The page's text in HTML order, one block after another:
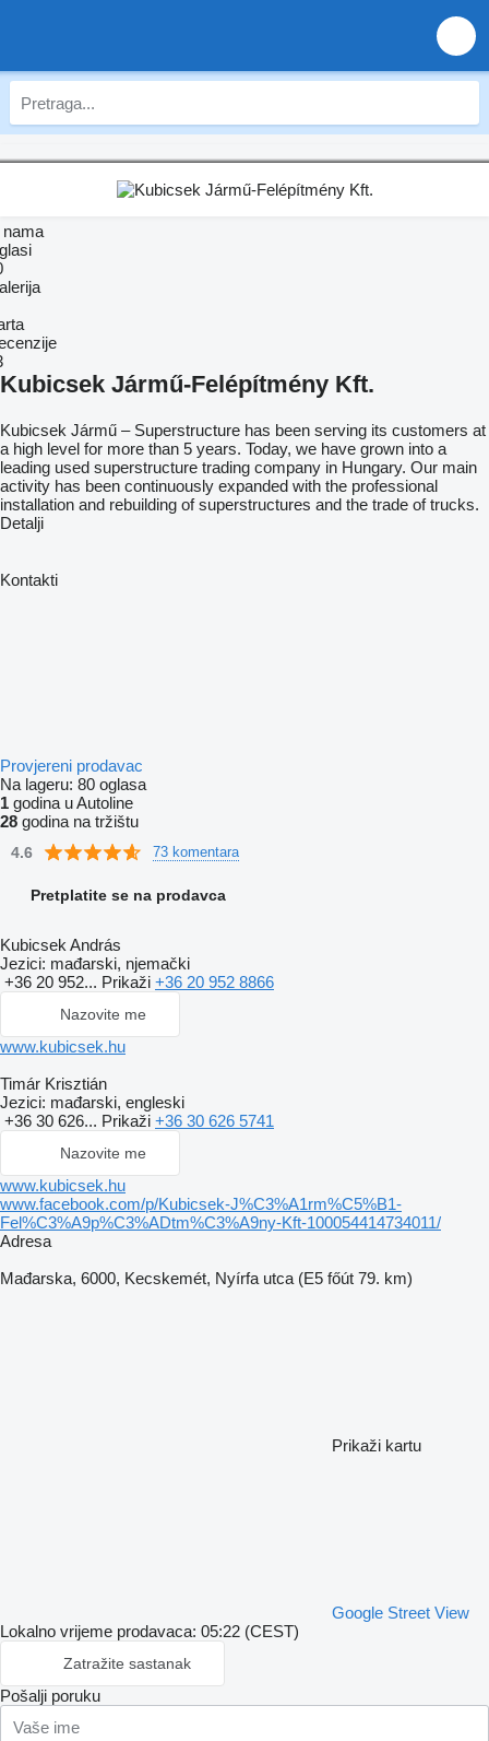
Kubicsek Jármű-Felépítmény Kft.
Kubicsek Jármű – Superstructure has been serving its customers at
a high level for more than 5 years. Today, we have grown into a
leading used superstructure trading company in Hungary. Our main
activity has been continuously expanded with the professional
installation and rebuilding of superstructures and the trade of trucks.
Detalji
Kontakti
Provjereni prodavac
Na lageru: 80 oglasa
1 godina u Autoline
28 godina na tržištu
4.6 73 komentara
Pretplatite se na prodavca
Kubicsek András
Jezici: mađarski, njemački
+36 20 952... Prikaži +36 20 952 8866
Nazovite me
www.kubicsek.hu
Timár Krisztián
Jezici: mađarski, engleski
+36 30 626... Prikaži +36 30 626 5741
Nazovite me
www.kubicsek.hu
www.facebook.com/p/Kubicsek-J%C3%A1rm%C5%B1-
Fel%C3%A9p%C3%ADtm%C3%A9ny-Kft-100054414734011/
Adresa
Mađarska, 6000, Kecskemét, Nyírfa utca (E5 főút 79. km)
Prikaži kartu
Google Street View
Lokalno vrijeme prodavaca: 05:22 (CEST)
Zatražite sastanak
Pošalji poruku